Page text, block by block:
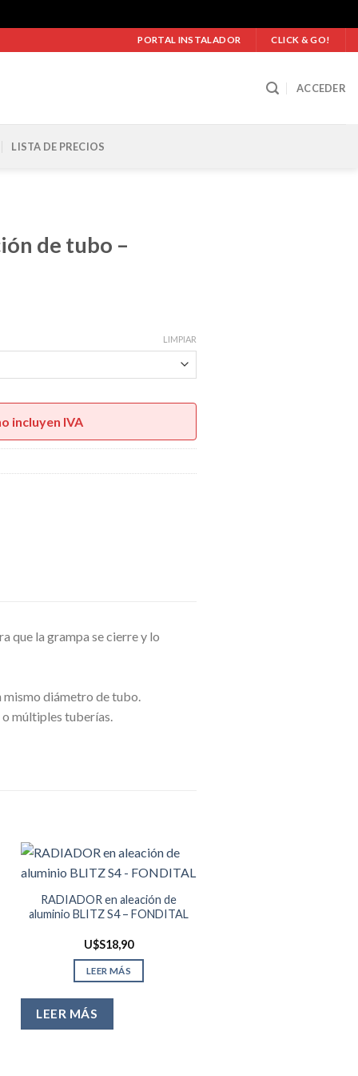
PORTAL INSTALADOR CLICK & GO!
ACCEDER
LISTA DE PRECIOS
de tubo –
LIMPIAR
incluyen IVA
que la grampa se cierre y lo
diámetro de tubo.
múltiples tuberías.
RADIADOR en aleación de
aluminio BLITZ S4 – FONDITAL
U$S18,90
LEER MÁS
LEER MÁS